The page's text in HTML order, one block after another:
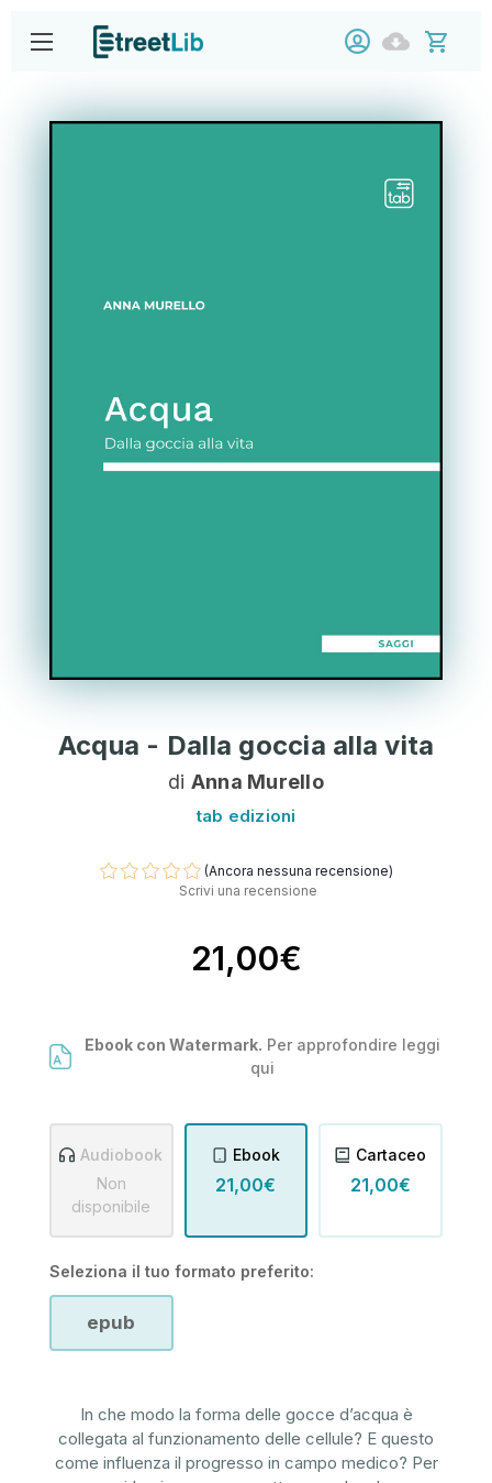
Acqua - Dalla goccia alla vita
di Anna Murello
tab edizioni
(Ancora nessuna recensione)
Scrivi una recensione
21,00€
Ebook con Watermark. Per approfondire leggi
qui
Audiobook
Non
disponibile
Ebook
21,00€
Cartaceo
21,00€
Seleziona il tuo formato preferito:
epub
In che modo la forma delle gocce d’acqua è
collegata al funzionamento delle cellule? E questo
come influenza il progresso in campo medico? Per